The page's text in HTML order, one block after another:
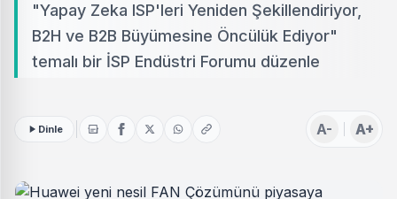
"Yapay Zeka ISP'leri Yeniden Şekillendiriyor,
B2H ve B2B Büyümesine Öncülük Ediyor"
temalı bir İSP Endüstri Forumu düzenle
Dinle A- A+